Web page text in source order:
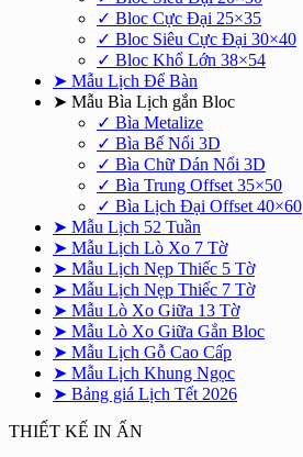
✓ Bloc Cực Đại 25×35
✓ Bloc Siêu Cực Đại 30×40
✓ Bloc Khổ Lớn 38×54
➤ Mẫu Lịch Để Bàn
➤ Mẫu Bìa Lịch gắn Bloc
✓ Bìa Metalize
✓ Bìa Bế Nổi 3D
✓ Bìa Chữ Dán Nổi 3D
✓ Bìa Trung Offset 35×50
✓ Bìa Lịch Đại Offset 40×60
➤ Mẫu Lịch 52 Tuần
➤ Mẫu Lịch Lò Xo 7 Tờ
➤ Mẫu Lịch Nẹp Thiếc 5 Tờ
➤ Mẫu Lịch Nẹp Thiếc 7 Tờ
➤ Mẫu Lò Xo Giữa 13 Tờ
➤ Mẫu Lò Xo Giữa Gắn Bloc
➤ Mẫu Lịch Gỗ Cao Cấp
➤ Mẫu Lịch Khung Ngọc
➤ Bảng giá Lịch Tết 2026
THIẾT KẾ IN ẤN